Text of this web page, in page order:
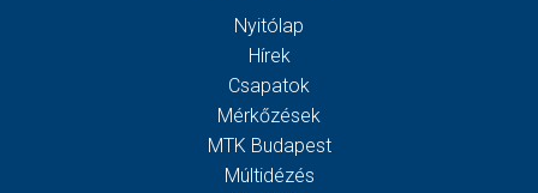
Nyitólap
Hírek
Csapatok
Mérkőzések
MTK Budapest
Múltidézés